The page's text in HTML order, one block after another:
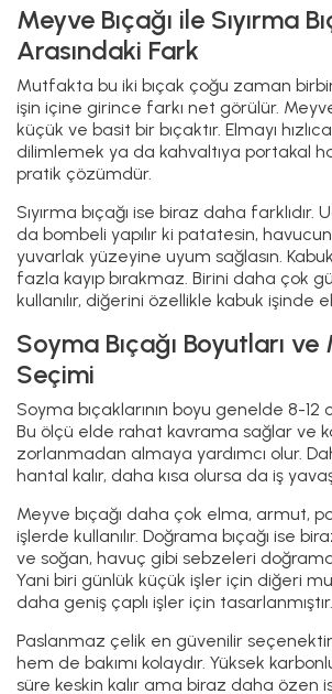
En Sağlam Meyve ya da Soyma
Hangi Malzemeden Yapılır?
Paslanmaz çelik, en güvenilir
tutmaz hem de bakımı kolaydır.
daha uzun süre keskin kalır ama biraz
Sap kısmında plastik ve kompozit
ömürlüdür, ahşap saplılar ise şık
hassastır.
Kaçırılmayacak
Keşfetmeye Başla